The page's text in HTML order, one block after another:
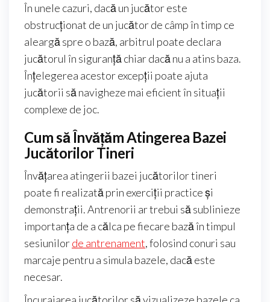
În unele cazuri, dacă un jucător este
obstrucționat de un jucător de câmp în timp ce
aleargă spre o bază, arbitrul poate declara
jucătorul în siguranță chiar dacă nu a atins baza.
Înțelegerea acestor excepții poate ajuta
jucătorii să navigheze mai eficient în situații
complexe de joc.
Cum să Învățăm Atingerea Bazei
Jucătorilor Tineri
Învățarea atingerii bazei jucătorilor tineri
poate fi realizată prin exerciții practice și
demonstrații. Antrenorii ar trebui să sublinieze
importanța de a călca pe fiecare bază în timpul
sesiunilorde antrenament, folosind conuri sau
marcaje pentru a simula bazele, dacă este
necesar.
Încurajarea jucătorilor să vizualizeze bazele ca